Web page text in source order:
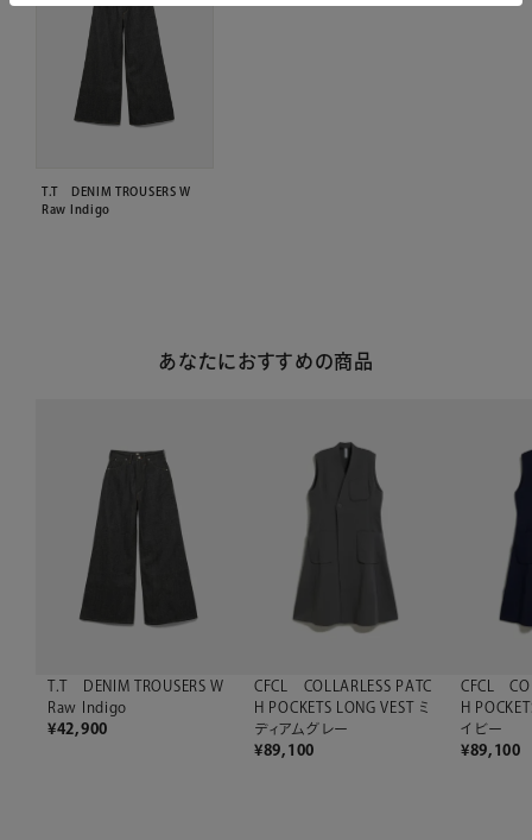
T.T DENIM TROUSERS W
Raw Indigo
あなたにおすすめの商品
T.T DENIM TROUSERS W
Raw Indigo
¥42,900
CFCL COLLARLESS PATC
H POCKETS LONG VEST ミ
ディアムグレー
¥89,100
CFCL
H
イビー
¥89,100